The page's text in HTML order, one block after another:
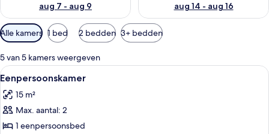
aug 7 - aug 9
aug 14 - aug 16
Beschikbare
filters
voor
kamers
Alle kamers 1 bed 2 bedden 3+ bedden
5 van 5 kamers weergeven
Alle
foto's
voor
Eenpersoonskamer
laden
Eenpersoonskamer | Badkamer |
1
Eenpersoonskamer
15 m²
Max. aantal: 2
1 eenpersoonsbed